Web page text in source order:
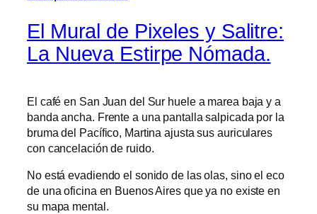
El Mural de Pixeles y Salitre:
La Nueva Estirpe Nómada.
El café en San Juan del Sur huele a marea baja y a
banda ancha. Frente a una pantalla salpicada por la
bruma del Pacífico, Martina ajusta sus auriculares
con cancelación de ruido.
No está evadiendo el sonido de las olas, sino el eco
de una oficina en Buenos Aires que ya no existe en
su mapa mental.